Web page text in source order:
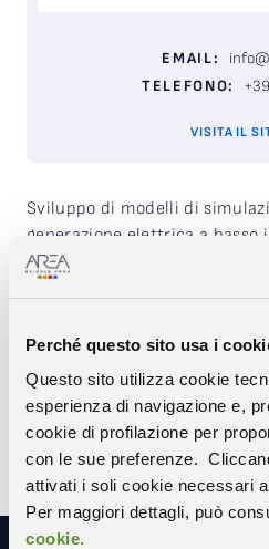
Perché questo sito usa i
Questo sito utilizza cookie
esperienza di navigazione e,
cookie di profilazione per
con le sue preferenze.
attivati i soli cookie necessari
Per maggiori dettagli, può
cookie.
Sviluppo di modelli di
generazione elettrica a
basati su celle a combustibile.
CAMPUS: Basovizza
EDIFICIO: Q1
EMAIL:
TELEFONO:
VISITA IL